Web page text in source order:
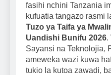
fasihi nchini Tanzania
kufuatia tangazo rasmi
Tuzo ya Taifa ya
Uandishi Bunifu 2026.
Sayansi na Teknolojia,
ameweka wazi kuwa
tukio la kutoa zawadi,